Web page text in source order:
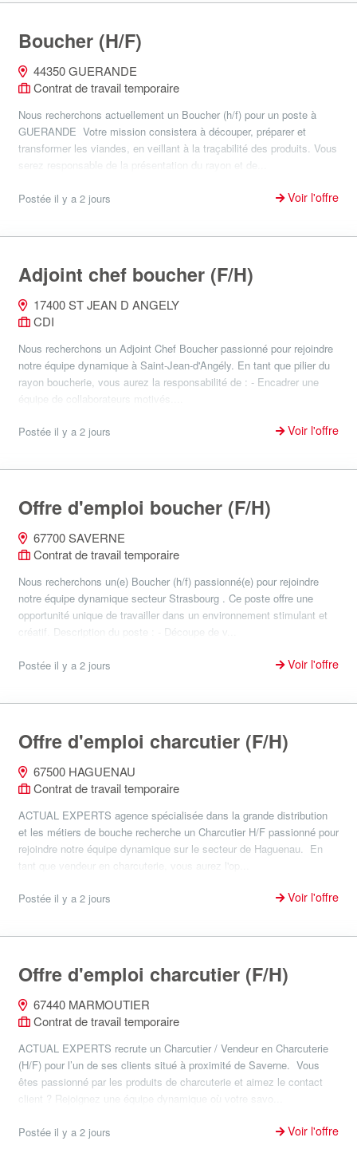
Boucher (H/F)
44350 GUERANDE
Contrat de travail temporaire
Nous recherchons actuellement un Boucher (h/f) pour un poste à
GUERANDE Votre mission consistera à découper, préparer et
transformer les viandes, en veillant à la traçabilité des produits. Vous
serez responsable de la présentation du rayon et de...
Postée il y a 2 jours Voir l'offre
Adjoint chef boucher (F/H)
17400 ST JEAN D ANGELY
CDI
Nous recherchons un Adjoint Chef Boucher passionné pour rejoindre
notre équipe dynamique à Saint-Jean-d'Angély. En tant que pilier du
rayon boucherie, vous aurez la responsabilité de : - Encadrer une
équipe de collaborateurs motivés....
Postée il y a 2 jours Voir l'offre
Offre d'emploi boucher (F/H)
67700 SAVERNE
Contrat de travail temporaire
Nous recherchons un(e) Boucher (h/f) passionné(e) pour rejoindre
notre équipe dynamique secteur Strasbourg . Ce poste offre une
opportunité unique de travailler dans un environnement stimulant et
créatif. Description du poste : - Découpe de v...
Postée il y a 2 jours Voir l'offre
Offre d'emploi charcutier (F/H)
67500 HAGUENAU
Contrat de travail temporaire
ACTUAL EXPERTS agence spécialisée dans la grande distribution
et les métiers de bouche recherche un Charcutier H/F passionné pour
rejoindre notre équipe dynamique sur le secteur de Haguenau. En
tant que vendeur en charcuterie, vous aurez l'op...
Postée il y a 2 jours Voir l'offre
Offre d'emploi charcutier (F/H)
67440 MARMOUTIER
Contrat de travail temporaire
ACTUAL EXPERTS recrute un Charcutier / Vendeur en Charcuterie
(H/F) pour l’un de ses clients situé à proximité de Saverne. Vous
êtes passionné par les produits de charcuterie et aimez le contact
client ? Rejoignez une équipe dynamique où votre savo...
Postée il y a 2 jours Voir l'offre